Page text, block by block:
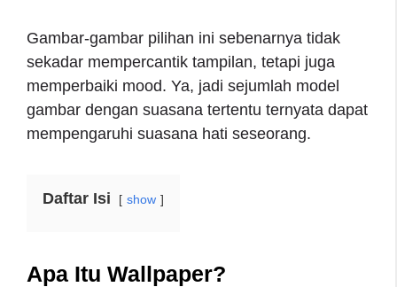
Gambar-gambar pilihan ini sebenarnya tidak
sekadar mempercantik tampilan, tetapi juga
memperbaiki mood. Ya, jadi sejumlah model
gambar dengan suasana tertentu ternyata dapat
mempengaruhi suasana hati seseorang.
Daftar Isi show
Apa Itu Wallpaper?